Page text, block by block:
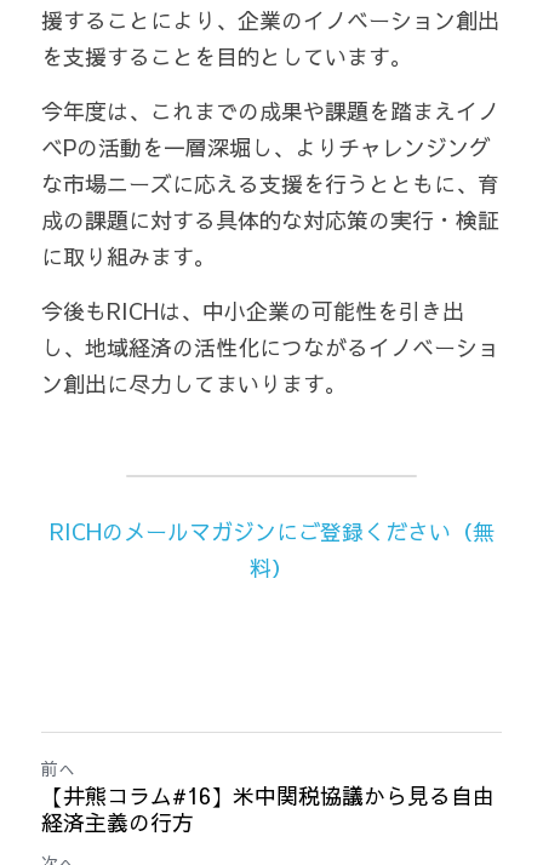
援することにより、企業のイノベーション創出
を支援することを目的としています。
今年度は、これまでの成果や課題を踏まえイノ
ベPの活動を一層深堀し、よりチャレンジング
な市場ニーズに応える支援を行うとともに、育
成の課題に対する具体的な対応策の実行・検証
に取り組みます。
今後もRICHは、中小企業の可能性を引き出
し、地域経済の活性化につながるイノベーショ
ン創出に尽力してまいります。
RICHのメールマガジンにご登録ください（無
料）
前へ
【井熊コラム#16】米中関税協議から見る自由
経済主義の行方